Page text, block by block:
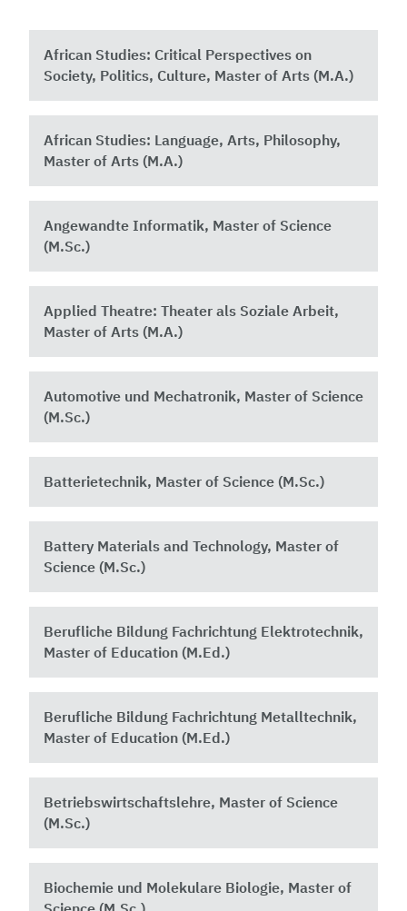
African Studies: Critical Perspectives on
Society, Politics, Culture, Master of Arts (M.A.)
African Studies: Language, Arts, Philosophy,
Master of Arts (M.A.)
Angewandte Informatik, Master of Science
(M.Sc.)
Applied Theatre: Theater als Soziale Arbeit,
Master of Arts (M.A.)
Automotive und Mechatronik, Master of Science
(M.Sc.)
Batterietechnik, Master of Science (M.Sc.)
Battery Materials and Technology, Master of
Science (M.Sc.)
Berufliche Bildung Fachrichtung Elektrotechnik,
Master of Education (M.Ed.)
Berufliche Bildung Fachrichtung Metalltechnik,
Master of Education (M.Ed.)
Betriebswirtschaftslehre, Master of Science
(M.Sc.)
Biochemie und Molekulare Biologie, Master of